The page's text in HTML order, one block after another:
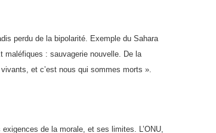
perdu de la bipolarité. Exemple du Sahara
maléfiques : sauvagerie nouvelle. De la
et c’est nous qui sommes morts ».
de la morale, et ses limites. L’ONU,